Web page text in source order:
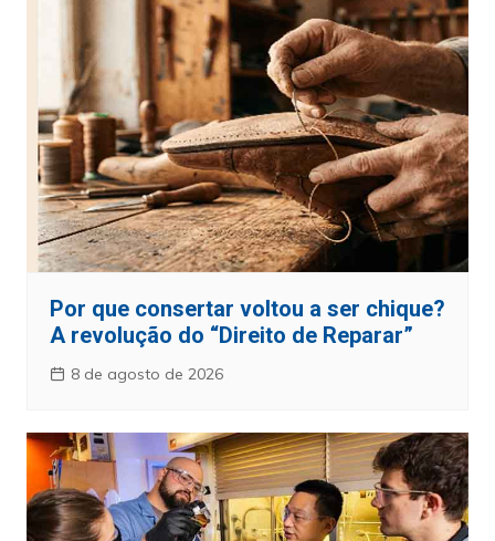
Por que consertar voltou a ser chique?
A revolução do “Direito de Reparar”
8 de agosto de 2026